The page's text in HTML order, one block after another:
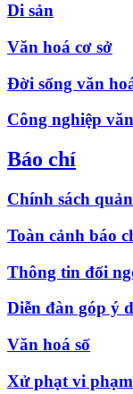
Di sản
Văn hoá cơ sở
Đời sống văn
Công nghiệp
Báo chí
Chính sách
Toàn cảnh báo
Thông tin đối
Diễn đàn góp ý
Văn hoá số
Xử phạt vi